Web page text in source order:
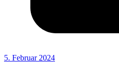
5. Februar 2024